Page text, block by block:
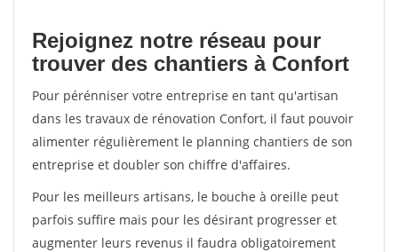
Rejoignez notre réseau pour
trouver des chantiers à Confort
Pour pérénniser votre entreprise en tant qu'artisan
dans les travaux de rénovation Confort, il faut pouvoir
alimenter régulièrement le planning chantiers de son
entreprise et doubler son chiffre d'affaires.
Pour les meilleurs artisans, le bouche à oreille peut
parfois suffire mais pour les désirant progresser et
augmenter leurs revenus il faudra obligatoirement